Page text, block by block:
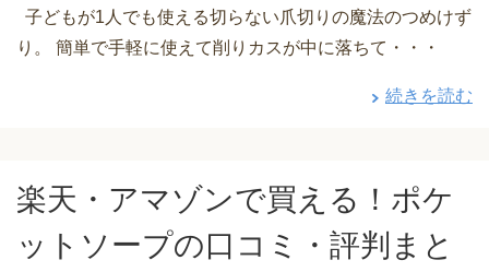
子どもが1人でも使える切らない爪切りの魔法のつめけず
り。 簡単で手軽に使えて削りカスが中に落ちて・・・
続きを読む
楽天・アマゾンで買える！ポケ
ットソープの口コミ・評判まと